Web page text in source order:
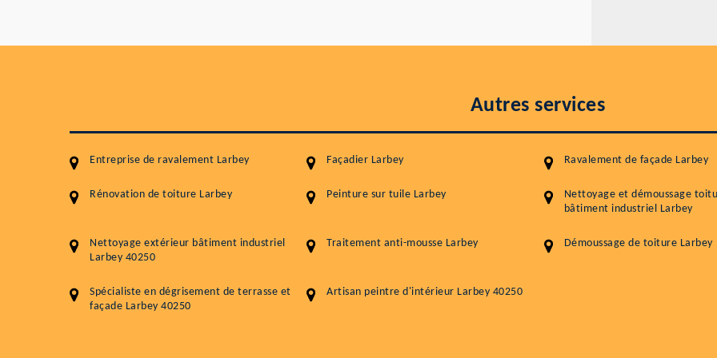
Autres services
Entreprise de ravalement Larbey Façadier Larbey Ravalement de façade Larbey
Rénovation de toiture Larbey Peinture sur tuile Larbey
Nettoyage et démoussage
bâtiment industriel Larbey
Nettoyage extérieur bâtiment industriel
Larbey 40250
Traitement anti-mousse Larbey Démoussage de toiture Larbey
Spécialiste en dégrisement de terrasse et
façade Larbey 40250
Artisan peintre d'intérieur Larbey 40250